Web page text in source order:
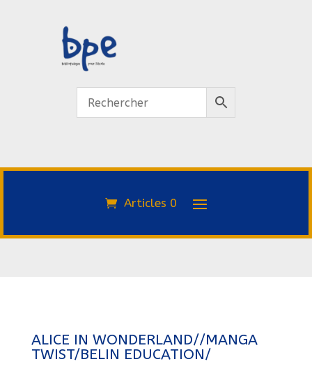
Articles 0
ALICE IN WONDERLAND//MANGA
TWIST/BELIN EDUCATION/